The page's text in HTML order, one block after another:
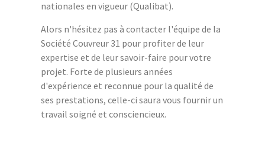
nationales en vigueur (Qualibat).
Alors n'hésitez pas à contacter l'équipe de la
Société Couvreur 31 pour profiter de leur
expertise et de leur savoir-faire pour votre
projet. Forte de plusieurs années
d'expérience et reconnue pour la qualité de
ses prestations, celle-ci saura vous fournir un
travail soigné et consciencieux.